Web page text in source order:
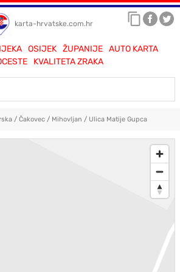
karta-hrvatske.com.hr
OSIJEK ŽUPANIJE
AUTO KARTA
KVALITETA ZRAKA
/ Čakovec/ Mihovljan / Ulica Matije Gupca